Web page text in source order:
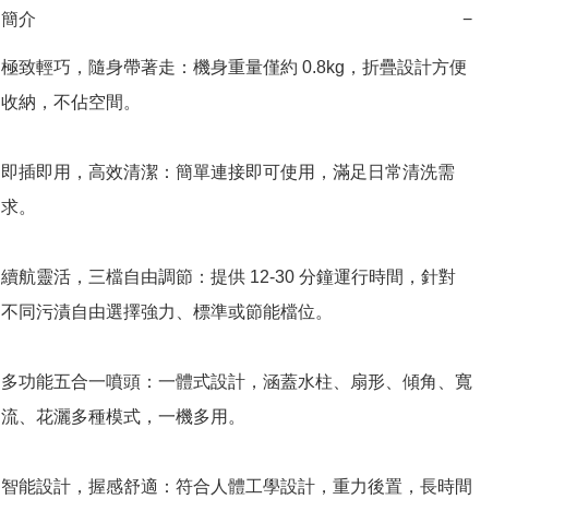
簡介 −
極致輕巧，隨身帶著走：機身重量僅約 0.8kg，折疊設計方便
收納，不佔空間。
即插即用，高效清潔：簡單連接即可使用，滿足日常清洗需
求。
續航靈活，三檔自由調節：提供 12-30 分鐘運行時間，針對
不同污漬自由選擇強力、標準或節能檔位。
多功能五合一噴頭：一體式設計，涵蓋水柱、扇形、傾角、寬
流、花灑多種模式，一機多用。
智能設計，握感舒適：符合人體工學設計，重力後置，長時間